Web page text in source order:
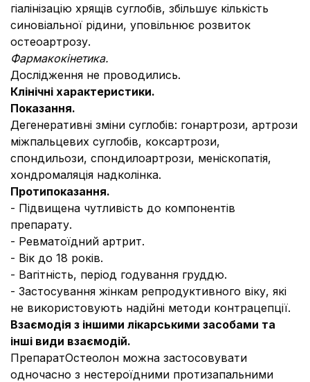
гіалінізацію хрящів суглобів, збільшує кількість
синовіальної рідини, уповільнює розвиток
остеоартрозу.
Фармакокінетика.
Дослідження не проводились.
Клінічні характеристики.
Показання.
Дегенеративні зміни суглобів: гонартрози, артрози
міжпальцевих суглобів, коксартрози,
спондильози, спондилоартрози, меніскопатія,
хондромаляція надколінка.
Протипоказання.
- Підвищена чутливість до компонентів
препарату.
- Ревматоїдний артрит.
- Вік до 18 років.
- Вагітність, період годування груддю.
- Застосування жінкам репродуктивного віку, які
не використовують надійні методи контрацепції.
Взаємодія з іншими лікарськими засобами та
інші види взаємодій.
ПрепаратОстеолон можна застосовувати
одночасно з нестероїдними протизапальними